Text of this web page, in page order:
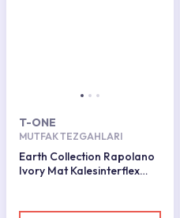
T-ONE
MUTFAK TEZGAHLARI
Earth Collection Rapolano
Ivory Mat Kalesinterflex